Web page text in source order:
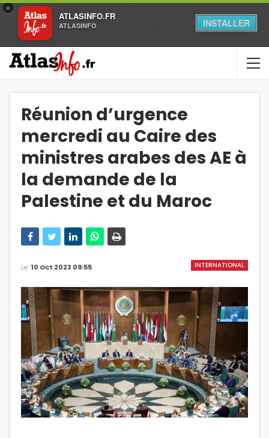
×
ATLASINFO.FR
ATLASINFO INSTALLER
Réunion d’urgence
mercredi au Caire des
ministres arabes des AE à
la demande de la
Palestine et du Maroc
INTERNATIONAL
Le 10 Oct 2023 09:55